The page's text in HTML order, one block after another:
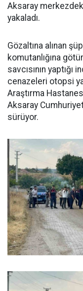
Aksaray
yakaladı.
Gözaltına alınan
komutanlığına
savcısının
cenazeleri otopsi
Araştırma
Aksaray Cumhuriyet
sürüyor.